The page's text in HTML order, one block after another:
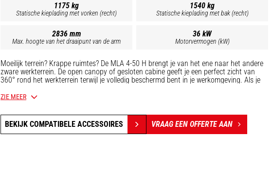
1175 kg
Statische kieplading met vorken (recht)
1540 kg
Statische kieplading met bak (recht)
2836 mm
Max. hoogte van het draaipunt van de arm
36 kW
Motorvermogen (kW)
Moeilijk terrein? Krappe ruimtes? De MLA 4-50 H brengt je van het ene naar het andere
zware werkterrein. De open canopy of gesloten cabine geeft je een perfect zicht van
360° rond het werkterrein terwijl je volledig beschermd bent in je werkomgeving. Als je
machine is een echte krachtpatser voor een veeleisende machinist!
ZIE MEER
BEKIJK COMPATIBELE ACCESSOIRES VRAAG EEN OFFERTE AAN